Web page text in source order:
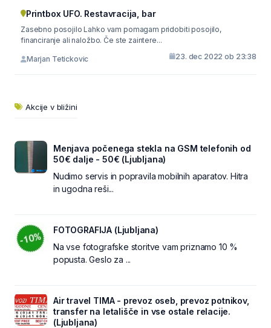
Printbox UFO. Restavracija, bar
Zasebno posojilo Lahko vam pomagam pridobiti posojilo,
financiranje ali naložbo. Če ste zaintere...
Marjan Tetickovic 23. dec 2022 ob 23:38
Akcije v bližini
Menjava počenega stekla na GSM telefonih od
50€ dalje - 50€ (Ljubljana)
Nudimo servis in popravila mobilnih aparatov. Hitra
in ugodna reši...
FOTOGRAFIJA (Ljubljana)
Na vse fotografske storitve vam priznamo 10 %
popusta. Geslo za ...
Air travel TIMA - prevoz oseb, prevoz potnikov,
transfer na letališče in vse ostale relacije.
(Ljubljana)